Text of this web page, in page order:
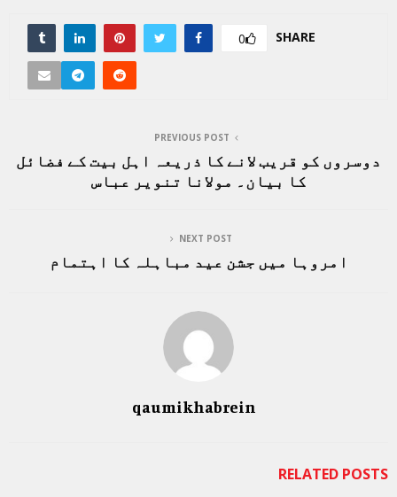
SHARE
0
PREVIOUS POST
دوسروں کو قریب لانے کا ذریعہ اہل بیت کے فضائل
کا بیان۔ مولانا تنویر عباس
NEXT POST
امروہا میں جشن عید مباہلہ کا اہتمام
qaumikhabrein
RELATED POSTS